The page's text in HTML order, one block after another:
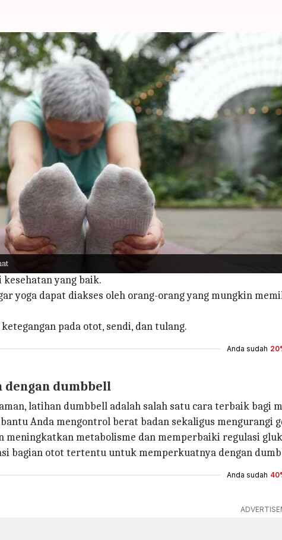
mengenal usia: Latihan untuk
2023 12:26 pm
kekuatan otot dan kepadatan tulang kita
bagi lansia karena banyak manfaatnya yang
latihan berdampak rendah yang meningkatkan
yang baik.
yoga dapat diakses oleh orang-orang yang mungkin
pada otot, sendi, dan tulang.
Anda sudah
dumbbell
latihan dumbbell adalah salah satu cara terbaik bagi
Anda mengontrol berat badan sekaligus mengurangi
meningkatkan metabolisme dan memperbaiki regulasi
bagian otot tertentu untuk memperkuatnya dengan
Anda sudah